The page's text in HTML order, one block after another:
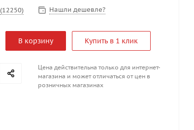
(12250) Нашли дешевле?
В корзину Купить в 1 клик
Цена действительна только для интернет-
магазина и может отличаться от цен в
розничных магазинах